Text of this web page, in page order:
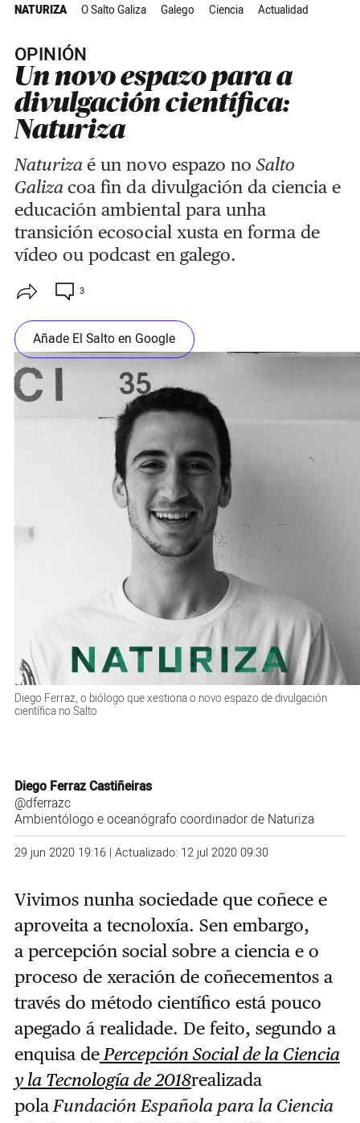
NATURIZA O Salto Galiza Galego Ciencia Actualidad
OPINIÓN
Un novo espazo para a
divulgación científica:
Naturiza
Naturizaé un novo espazo noSalto
Galizacoa fin da divulgación da ciencia e
educación ambiental para unha
transición ecosocial xusta en forma de
vídeo ou podcast en galego.
3
Añade El Salto en Google
Diego Ferraz, o biólogo que xestiona o novo espazo de divulgación
científica no Salto
Diego Ferraz Castiñeiras
@dferrazc
Ambientólogo e oceanógrafo coordinador de Naturiza
29 jun 2020 19:16 | Actualizado: 12 jul 2020 09:30
Vivimos nunha sociedade que coñece e
aproveita a tecnoloxía. Sen embargo,
a percepción social sobre a ciencia e o
proceso de xeración de coñecementos a
través do método científico está pouco
apegado á realidade. De feito, segundo a
enquisa dePercepción Social de la Ciencia
y la Tecnología de 2018realizada
polaFundación Española para la Ciencia